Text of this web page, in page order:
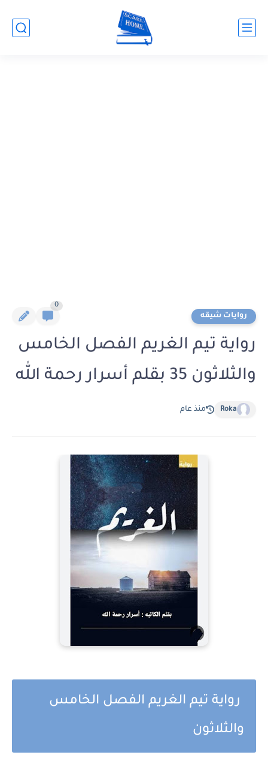
روايات شيقه
0
رواية تيم الغريم الفصل الخامس
والثلاثون 35 بقلم أسرار رحمة الله
Roka منذ عام
رواية تيم الغريم الفصل الخامس
والثلاثون